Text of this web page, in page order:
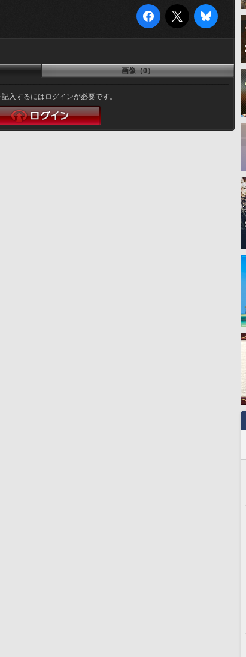
画像（0）
入するにはログインが必要です。